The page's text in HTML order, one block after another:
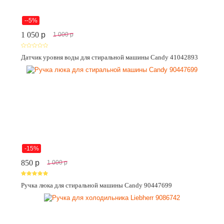
--5%
1 050 p 1 000 p
Датчик уровня воды для стиральной машины Candy 41042893
-15%
850 p 1 000 p
Ручка люка для стиральной машины Candy 90447699